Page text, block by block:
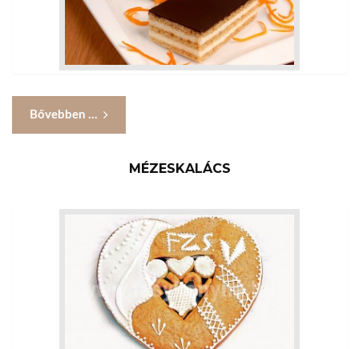
Bővebben ...
MÉZESKALÁCS